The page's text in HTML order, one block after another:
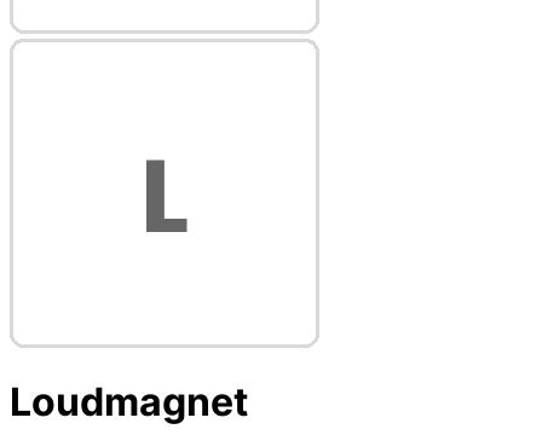
Loudmagnet